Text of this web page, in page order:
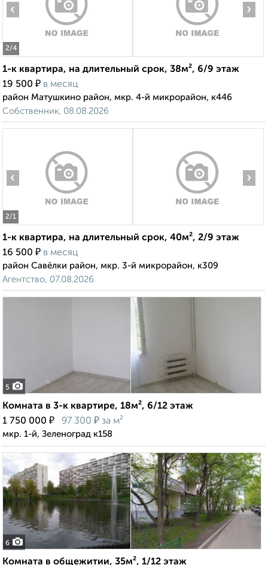
2/4
‹ ›
1-к квартира, на длительный срок, 38м², 6/9 этаж
19 500 ₽ в месяц
район Матушкино район, мкр. 4-й микрорайон, к446
Собственник, 08.08.2026
2/1
‹ ›
1-к квартира, на длительный срок, 40м², 2/9 этаж
16 500 ₽ в месяц
район Савёлки район, мкр. 3-й микрорайон, к309
Агентство, 07.08.2026
5
Комната в 3-к квартире, 18м², 6/12 этаж
1 750 000 ₽ 97 300 ₽ за м²
мкр. 1-й, Зеленоград к158
6
Комната в общежитии, 35м², 1/12 этаж